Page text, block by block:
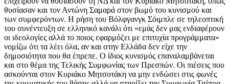
θυσίασαν και τον Αντώνη Σαμαρά στον βωμό του κυνισμού και
των συμφερόντων. Η ρήση του Βόλφγανγκ Σόιμπλε σε τηλεοπτική
του συνέντευξη σε ελληνικό κανάλι ότι «εμάς δεν μας ενδιαφέρουν
οι ιδεολογίες αλλά το ποιος εφαρμόζει με επιτυχία προγράμματα»
νομίζω ότι τα λέει όλα, αν και στην Ελλάδα δεν είχε την
δημοσιότητα που θα έπρεπε. Ο ίδιος κυνισμός επαναλαμβάνεται
και στο θέμα της Τελικής Συμφωνίας των Πρεσπών. Οι πιέσεις που
ασκούνται στον Κυριάκο Μητσοτάκη να μην ενδώσει στις φωνές